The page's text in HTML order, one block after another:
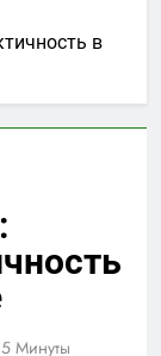
в
5 Минуты